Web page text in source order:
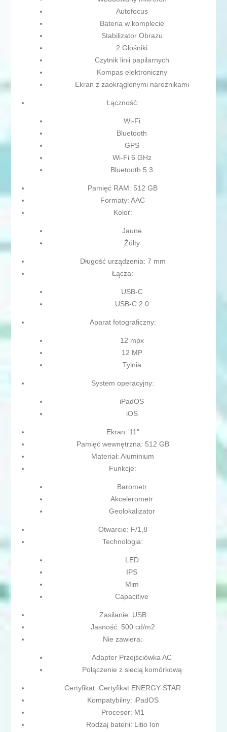
Autofocus
Bateria w komplecie
Stabilizator Obrazu
2 Głośniki
Czytnik linii papilarnych
Kompas elektroniczny
Ekran z zaokrąglonymi narożnikami
Łączność:
Wi-Fi
Bluetooth
GPS
Wi-Fi 6 GHz
Bluetooth 5.3
Pamięć RAM: 512 GB
Formaty: AAC
Kolor:
Jaune
Żółty
Długość urządzenia: 7 mm
Łącza:
USB-C
USB-C 2.0
Aparat fotograficzny:
12 mpx
12 MP
Tylnia
System operacyjny:
iPadOS
iOS
Ekran: 11"
Pamięć wewnętrzna: 512 GB
Materiał: Aluminium
Funkcje:
Barometr
Akcelerometr
Geolokalizator
Otwarcie: F/1,8
Technologia:
LED
IPS
Mim
Capacitive
Zasilanie: USB
Jasność: 500 cd/m2
Nie zawiera:
Adapter Przejściówka AC
Połączenie z siecią komórkową
Certyfikat: Certyfikat ENERGY STAR
Kompatybilny: iPadOS
Procesor: M1
Rodzaj baterii: Litio Ion